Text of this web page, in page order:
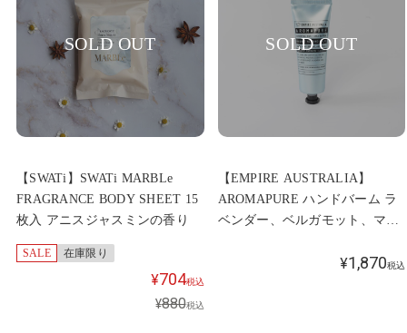
SOLD OUT
【SWATi】SWATi MARBLe
FRAGRANCE BODY SHEET 15
枚入 アニスジャスミンの香り
SALE 在庫限り
¥704税込
¥880税込
SOLD OUT
【EMPIRE AUSTRALIA】
AROMAPURE ハンドバーム ラ
ベンダー、ベルガモット、マン
¥1,870税込